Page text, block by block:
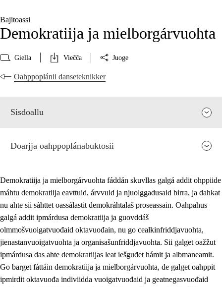
Bajitoassi
Demokratiija ja mielborgárvuohta
Giella Viečča Juoge
Oahppoplánii danseteknikker
Sisdoallu
2. Oahppama prinsihpat, ovdáneapmi ja oahppahábmen
Doarjja oahppoplánabuktosii
Demokratiija ja mielborgárvuohta fáddán skuvllas galgá addit ohppiide
máhtu demokratiija eavttuid, árvvuid ja njuolggadusaid birra, ja dahkat
nu ahte sii sáhttet oassálastit demokráhtalaš proseassain. Oahpahus
galgá addit ipmárdusa demokratiija ja guovddáš
olmmošvuoigatvuođaid oktavuođain, nu go cealkinfriddjavuohta,
jienastanvuoigatvuohta ja organisašunfriddjavuohta. Sii galget oažžut
ipmárdusa das ahte demokratiijas leat iešguđet hámit ja albmaneamit.
Go barget fáttáin demokratiija ja mielborgárvuohta, de galget oahppit
ipmirdit oktavuođa indiviidda vuoigatvuođaid ja geatnegasvuođaid